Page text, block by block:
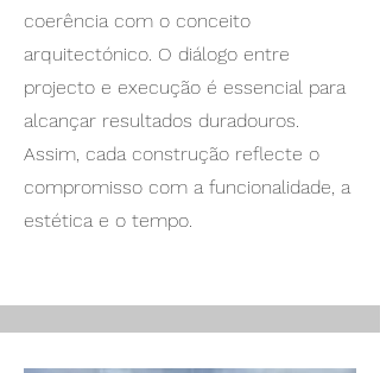
coerência com o conceito
arquitectónico. O diálogo entre
projecto e execução é essencial para
alcançar resultados duradouros.
Assim, cada construção reflecte o
compromisso com a funcionalidade, a
estética e o tempo.